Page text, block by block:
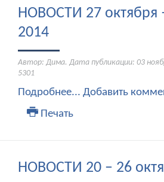
НОВОСТИ 27 октября
2014
Автор: Дима. Дата публикации: 03
5301
Подробнее... Добавить
Печать
НОВОСТИ 20 – 26